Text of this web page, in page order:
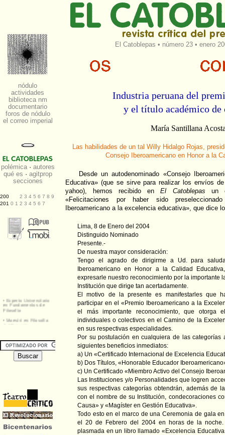
El Catoblepas • número 23• enero
Industria peruana del
y el título académico de
María Santillana
Las habilidades de un tal Willy Hidalgo Rojas,
Consejo Iberoamericano en Honor a la
Desde un autodenominado «Consejo
Educativa» (que se sirve para realizar los envíos
yahoo), hemos recibido enEl Catoblepas un
«Felicitaciones por haber sido
Iberoamericano a la excelencia educativa», que dice
Lima, 8 de Enero del 2004
Distinguido Nominado
Presente.-
De nuestra mayor consideración:
Tengo el agrado de dirigirme a Ud. para
Iberoamericano en Honor a la Calidad
expresarle nuestro reconocimiento por la importante
Institución que dirige tan acertadamente.
El motivo de la presente es manifestarles que
participar en el «Premio Iberoamericano a la
el más importante reconocimiento, que otorga
individuales o colectivos en el Camino de la
en sus respectivas especialidades.
Por su postulación en cualquiera de las categorías
siguientes beneficios inmediatos:
a) Un «Certificado Internacional de Excelencia
b) Dos Títulos, «Honorable Educador
c) Un Certificado «Miembro Activo del Consejo
Las Instituciones y/o Personalidades que logren
sus respectivas categorías obtendrán, además de
con el nombre de su Institución, condecoraciones
Causa» y «Magíster en Gestión Educativa».
Todo esto en el marco de una Ceremonia de gala
el 20 de Febrero del 2004 en horas de la noche.
plasmada en un libro llamado «Excelencia